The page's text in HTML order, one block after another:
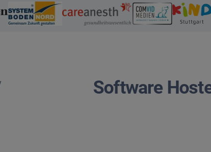
Software